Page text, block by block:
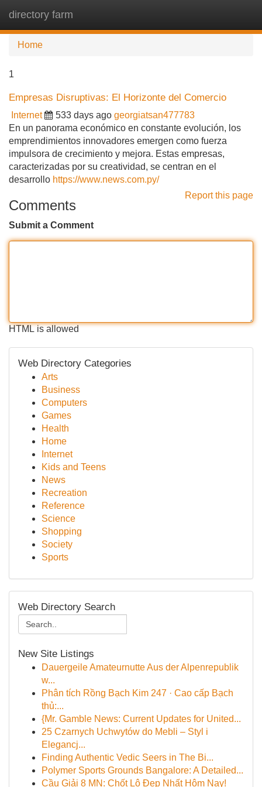
directory farm
Home
1
Empresas Disruptivas: El Horizonte del Comercio
Internet 533 days ago georgiatsan477783
En un panorama económico en constante evolución, los
emprendimientos innovadores emergen como fuerza
impulsora de crecimiento y mejora. Estas empresas,
caracterizadas por su creatividad, se centran en el
desarrollo https://www.news.com.py/
Report this page
Comments
Submit a Comment
HTML is allowed
Web Directory Categories
Arts
Business
Computers
Games
Health
Home
Internet
Kids and Teens
News
Recreation
Reference
Science
Shopping
Society
Sports
Web Directory Search
New Site Listings
Dauergeile Amateurnutte Aus der Alpenrepublik
w...
Phân tích Rồng Bạch Kim 247 · Cao cấp Bạch
thủ:...
{Mr. Gamble News: Current Updates for United...
25 Czarnych Uchwytów do Mebli – Styl i
Elegancj...
Finding Authentic Vedic Seers in The Bi...
Polymer Sports Grounds Bangalore: A Detailed...
Cầu Giải 8 MN: Chốt Lô Đẹp Nhất Hôm Nay!